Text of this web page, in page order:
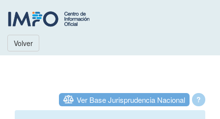
Volver
?
Ver Base Jurisprudencia Nacional